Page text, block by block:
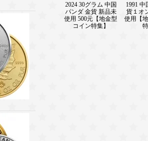
2024 30グラム 中国
パンダ 金貨 新品未
使用 500元【地金型
コイン特集】
1991
貨１オ
使用【